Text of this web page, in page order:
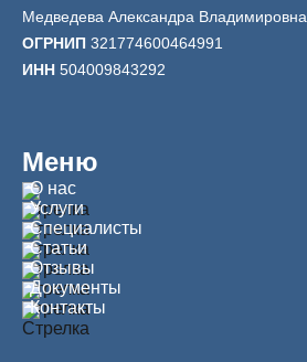
Медведева Александра Владимировна
ОГРНИП 321774600464991
ИНН 504009843292
Меню
О нас
Услуги
Специалисты
Статьи
Отзывы
Документы
Контакты